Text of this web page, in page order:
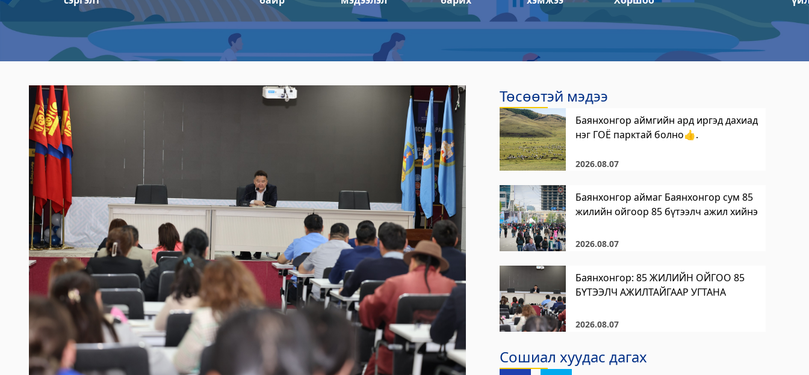
Булган аймгийн Шүүх шинжилгээний хэлтэс
2023-06-06 14:59:15
Дэлгэрэнгүй
Булган аймгийн Хөдөлмөр халамжийн үйлчилгээний газар
2023-06-06 14:57:16
Дэлгэрэнгүй
Булган аймгийн Нэгдсэн эмнэлэг
2023-06-06 14:55:29
Дэлгэрэнгүй
Булган аймаг дахь Шүүхийн тамгын газар
2023-06-06 14:53:59
Дэлгэрэнгүй
Булган аймгийн Нийгмийн даатгалын хэлтэс
2023-06-06 14:50:54
Дэлгэрэнгүй
Өвөрхангай аймгийн цагдаагийн газар
2023-06-06 14:46:41
Дэлгэрэнгүй
Төсөөтэй мэдээ
Баянхонгор аймгийн ард иргэд дахиад
нэг ГОЁ парктай болно👍.
2026.08.07
Баянхонгор аймаг Баянхонгор сум 85
жилийн ойгоор 85 бүтээлч ажил хийнэ
2026.08.07
Баянхонгор: 85 ЖИЛИЙН ОЙГОО 85
БҮТЭЭЛЧ АЖИЛТАЙГААР УГТАНА
2026.08.07
Сошиал хуудас дагах